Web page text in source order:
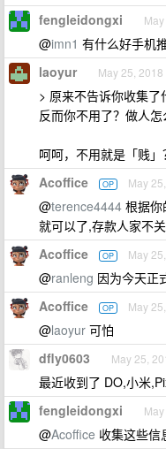
fengleidongxi
@imn1 有什么好手机
laoyur May 25, 2018
> 原来不告诉你收集了
反而你不用了？做人怎
呵呵，不用就是「贱
Acoffice OP May
@terence4444 根据
就可以了,存款人家不
Acoffice OP May
@ranleng 因为今天正
Acoffice OP May
@laoyur 可怕
dfly0603 May 25,
最近收到了 DO,小米
fengleidongxi
@Acoffice 收集这些信